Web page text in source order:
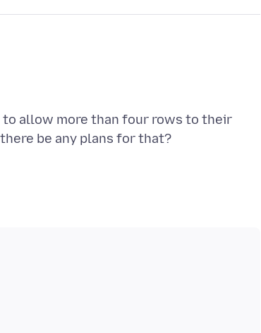
to allow more than four rows to their